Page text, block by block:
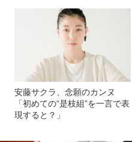
安藤サクラ、念願のカンヌ
「初めての“是枝組”を一言で表
現すると？」